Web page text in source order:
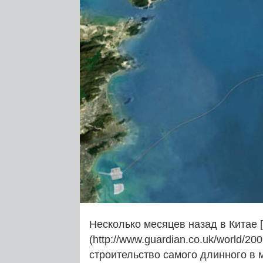
Несколько месяцев назад в Китае
(http://www.guardian.co.uk/world/
строительство самого длинного